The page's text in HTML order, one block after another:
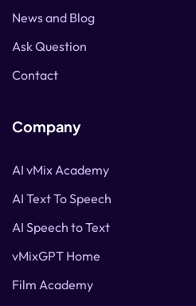
News and Blog
Ask Question
Contact
Company
AI vMix Academy
AI Text To Speech
AI Speech to Text
vMixGPT Home
Film Academy